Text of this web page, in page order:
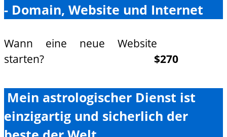
- Domain, Website und Internet
Wann eine neue Website
starten?
$270
Mein astrologischer Dienst ist
einzigartig und sicherlich der